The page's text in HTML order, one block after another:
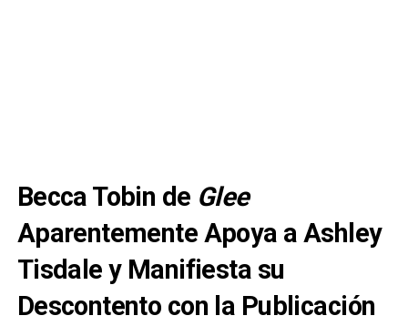
Becca Tobin de Glee
Aparentemente Apoya a Ashley
Tisdale y Manifiesta su
Descontento con la Publicación